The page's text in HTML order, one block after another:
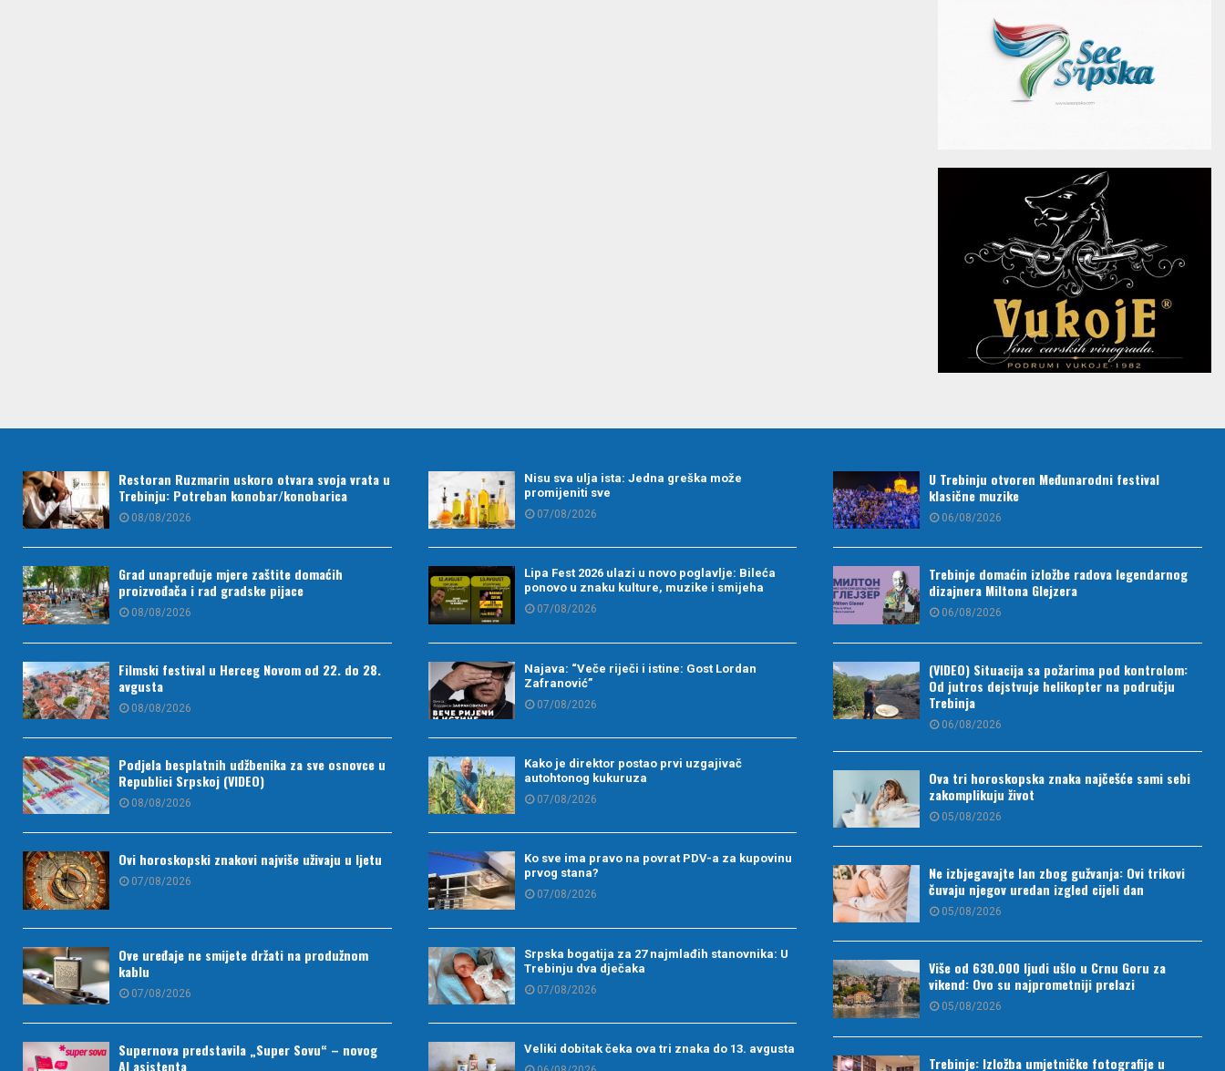
Restoran Ruzmarin uskoro otvara svoja vrata u
Trebinju: Potreban konobar/konobarica
08/08/2026
Grad unapređuje mjere zaštite domaćih
proizvođača i rad gradske pijace
08/08/2026
Filmski festival u Herceg Novom od 22. do 28.
avgusta
08/08/2026
Podjela besplatnih udžbenika za sve osnovce u
Republici Srpskoj (VIDEO)
08/08/2026
Ovi horoskopski znakovi najviše uživaju u ljetu
07/08/2026
Ove uređaje ne smijete držati na produžnom
kablu
07/08/2026
Supernova predstavila „Super Sovu“ – novog
AI asistenta
Nisu sva ulja ista: Jedna greška može
promijeniti sve
07/08/2026
Lipa Fest 2026 ulazi u novo poglavlje: Bileća
ponovo u znaku kulture, muzike i smijeha
07/08/2026
Najava: “Veče riječi i istine: Gost Lordan
Zafranović”
07/08/2026
Kako je direktor postao prvi uzgajivač
autohtonog kukuruza
07/08/2026
Ko sve ima pravo na povrat PDV-a za kupovinu
prvog stana?
07/08/2026
Srpska bogatija za 27 najmlađih stanovnika: U
Trebinju dva dječaka
07/08/2026
Veliki dobitak čeka ova tri znaka do 13. avgusta
U Trebinju otvoren Međunarodni festival
klasične muzike
06/08/2026
Trebinje domaćin izložbe radova legendarnog
dizajnera Miltona Glejzera
06/08/2026
(VIDEO) Situacija sa požarima pod kontrolom:
Od jutros dejstvuje helikopter na području
Trebinja
06/08/2026
Ova tri horoskopska znaka najčešće sami sebi
zakomplikuju život
05/08/2026
Ne izbjegavajte lan zbog gužvanja: Ovi trikovi
čuvaju njegov uredan izgled cijeli dan
05/08/2026
Više od 630.000 ljudi ušlo u Crnu Goru za
vikend: Ovo su najprometniji prelazi
05/08/2026
Trebinje: Izložba umjetničke fotografije u